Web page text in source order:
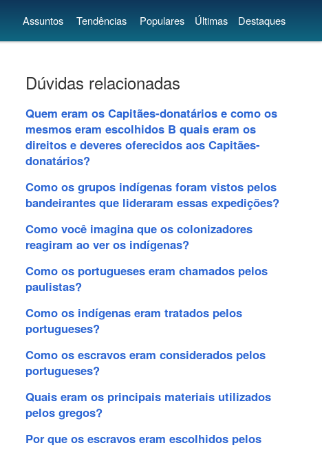
Assuntos Tendências Populares Últimas Destaques
Dúvidas relacionadas
Quem eram os Capitães-donatários e como os
mesmos eram escolhidos B quais eram os
direitos e deveres oferecidos aos Capitães-
donatários?
Como os grupos indígenas foram vistos pelos
bandeirantes que lideraram essas expedições?
Como você imagina que os colonizadores
reagiram ao ver os indígenas?
Como os portugueses eram chamados pelos
paulistas?
Como os indígenas eram tratados pelos
portugueses?
Como os escravos eram considerados pelos
portugueses?
Quais eram os principais materiais utilizados
pelos gregos?
Por que os escravos eram escolhidos pelos